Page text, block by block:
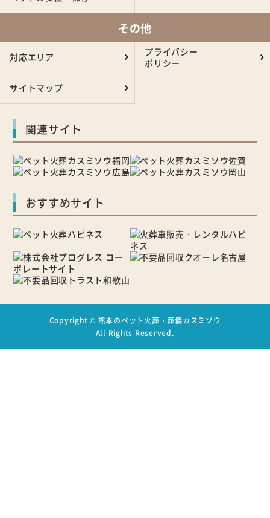
その他
対応エリア
プライバシー
ポリシー
サイトマップ
関連サイト
おすすめサイト
Copyright © 熊本のペット火葬・葬儀カスミソウ
All Rights Reserved.